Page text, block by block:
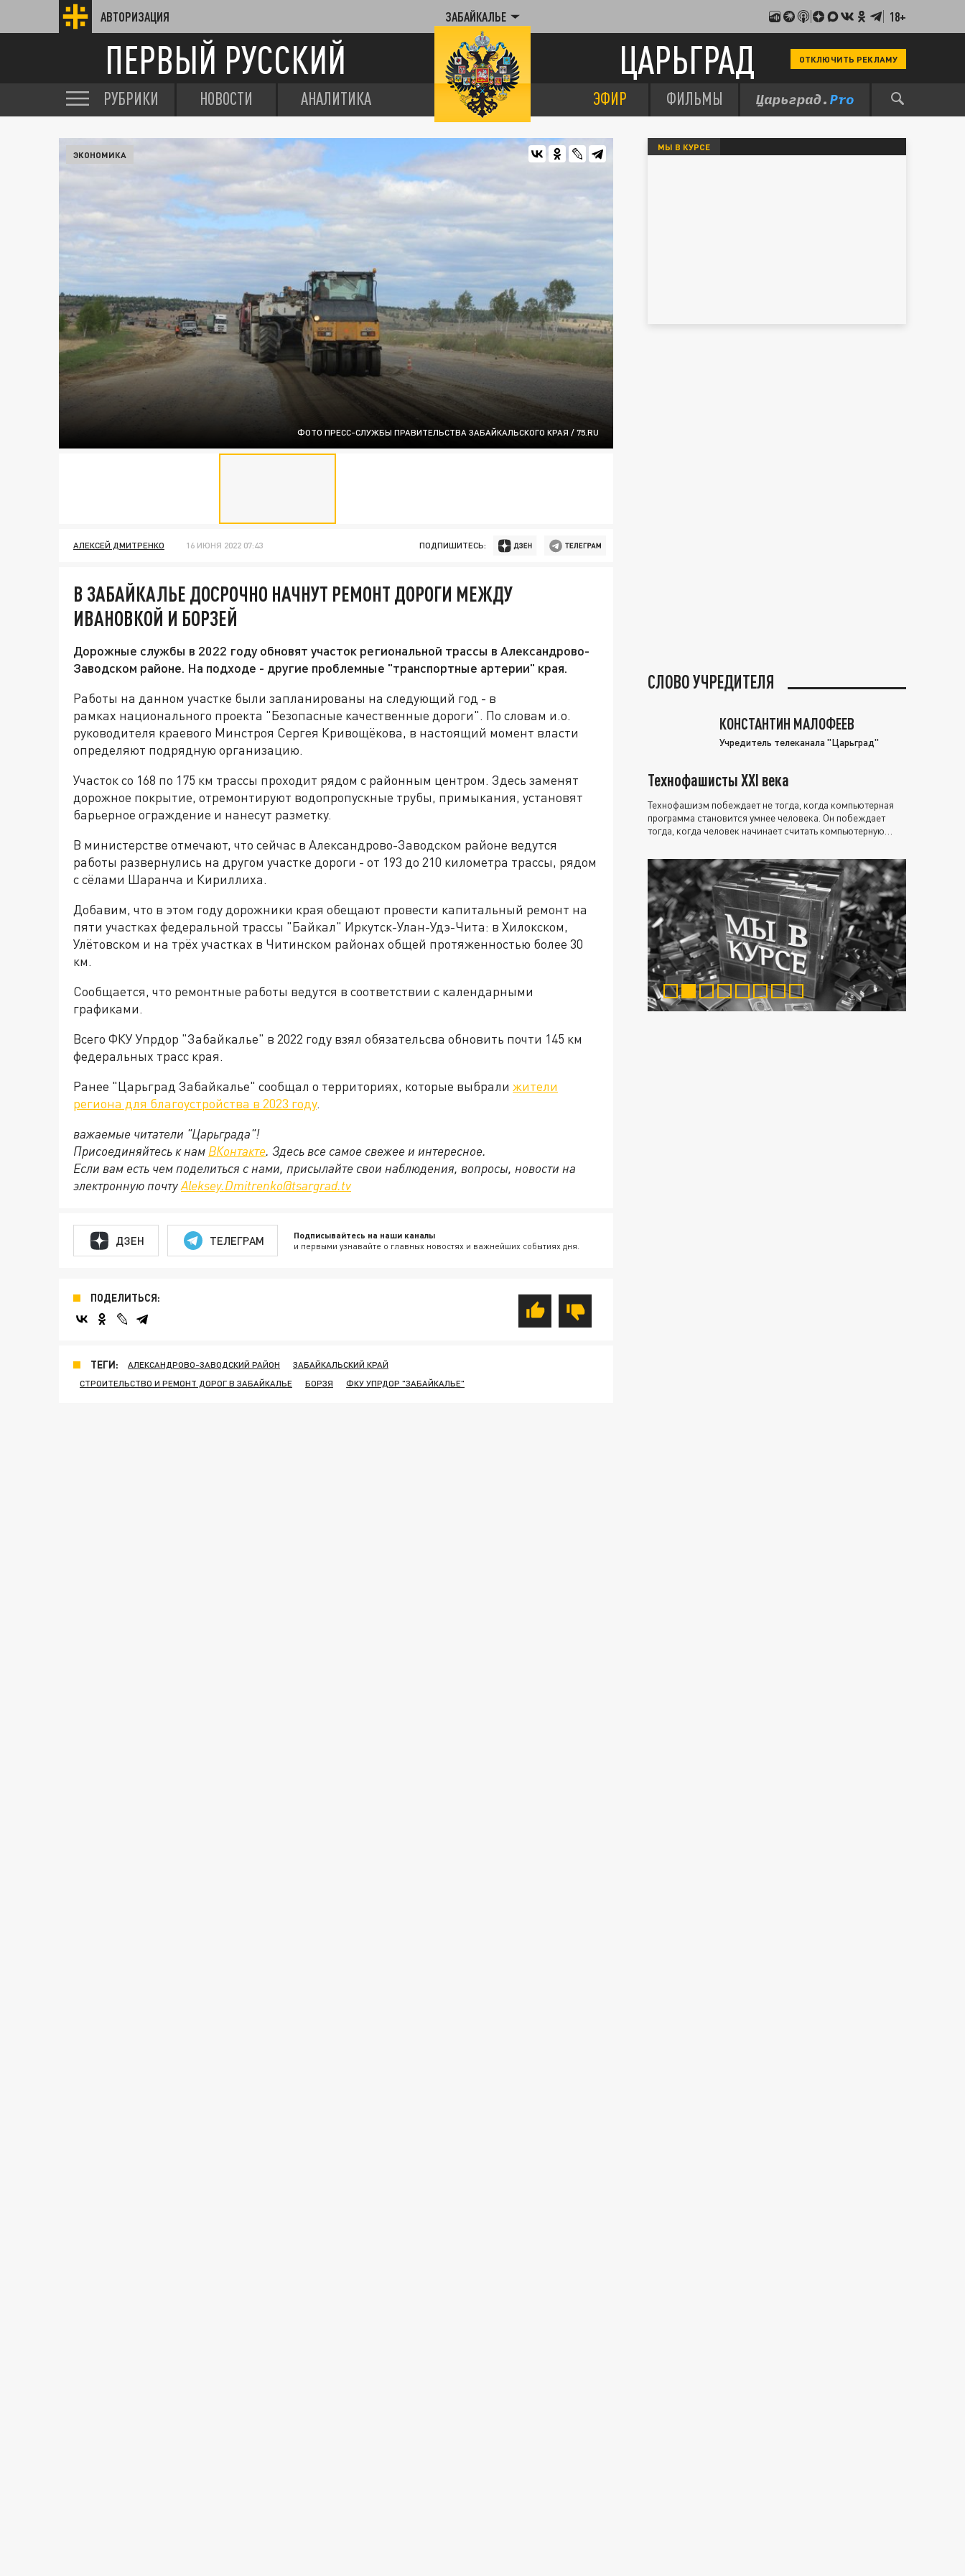
АВТОРИЗАЦИЯ ЗАБАЙКАЛЬЕ 18+
ПЕРВЫЙ РУССКИЙ ЦАРЬГРАД ОТКЛЮЧИТЬ РЕКЛАМУ
РУБРИКИ НОВОСТИ АНАЛИТИКА ЭФИР ФИЛЬМЫ
ФОТО ПРЕСС-СЛУЖБЫ ПРАВИТЕЛЬСТВА ЗАБАЙКАЛЬСКОГО КРАЯ / 75.RU
ЭКОНОМИКА
АЛЕКСЕЙ ДМИТРЕНКО 16 ИЮНЯ 2022 07:43 ПОДПИШИТЕСЬ:
В ЗАБАЙКАЛЬЕ ДОСРОЧНО НАЧНУТ РЕМОНТ ДОРОГИ МЕЖДУ
ИВАНОВКОЙ И БОРЗЕЙ
Дорожные службы в 2022 году обновят участок региональной трассы в Александрово-
Заводском районе. На подходе - другие проблемные "транспортные артерии" края.
Работы на данном участке были запланированы на следующий год - в
рамках национального проекта "Безопасные качественные дороги". По словам и.о.
руководителя краевого Минстроя Сергея Кривощёкова, в настоящий момент власти
определяют подрядную организацию.
Участок со 168 по 175 км трассы проходит рядом с районным центром. Здесь заменят
дорожное покрытие, отремонтируют водопропускные трубы, примыкания, установят
барьерное ограждение и нанесут разметку.
В министерстве отмечают, что сейчас в Александрово-Заводском районе ведутся
работы развернулись на другом участке дороги - от 193 до 210 километра трассы, рядом
с сёлами Шаранча и Кириллиха.
Добавим, что в этом году дорожники края обещают провести капитальный ремонт на
пяти участках федеральной трассы "Байкал" Иркутск-Улан-Удэ-Чита: в Хилокском,
Улётовском и на трёх участках в Читинском районах общей протяженностью более 30
км.
Сообщается, что ремонтные работы ведутся в соответствии с календарными
графиками.
Всего ФКУ Упрдор "Забайкалье" в 2022 году взял обязательсва обновить почти 145 км
федеральных трасс края.
Ранее "Царьград Забайкалье" сообщал о территориях, которые выбрали жители
региона для благоустройства в 2023 году.
важаемые читатели "Царьграда"!
Присоединяйтесь к нам ВКонтакте. Здесь все самое свежее и интересное.
Если вам есть чем поделиться с нами, присылайте свои наблюдения, вопросы, новости на
электронную почтуAleksey.Dmitrenko@tsargrad.tv
ДЗЕН ТЕЛЕГРАМ Подписывайтесь на наши каналы
и первыми узнавайте о главных новостях и важнейших событиях дня.
ПОДЕЛИТЬСЯ:
ТЕГИ: АЛЕКСАНДРОВО-ЗАВОДСКИЙ РАЙОН
ЗАБАЙКАЛЬСКИЙ КРАЙ
СТРОИТЕЛЬСТВО И РЕМОНТ ДОРОГ В ЗАБАЙКАЛЬЕ
БОРЗЯ ФКУ УПРДОР "ЗАБАЙКАЛЬЕ"
МЫ В КУРСЕ
СЛОВО УЧРЕДИТЕЛЯ
КОНСТАНТИН МАЛОФЕЕВ
Учредитель телеканала "Царьград"
Технофашисты XXI века
Технофашизм побеждает не тогда, когда компьютерная
программа становится умнее человека. Он побеждает
тогда, когда человек начинает считать компьютерную